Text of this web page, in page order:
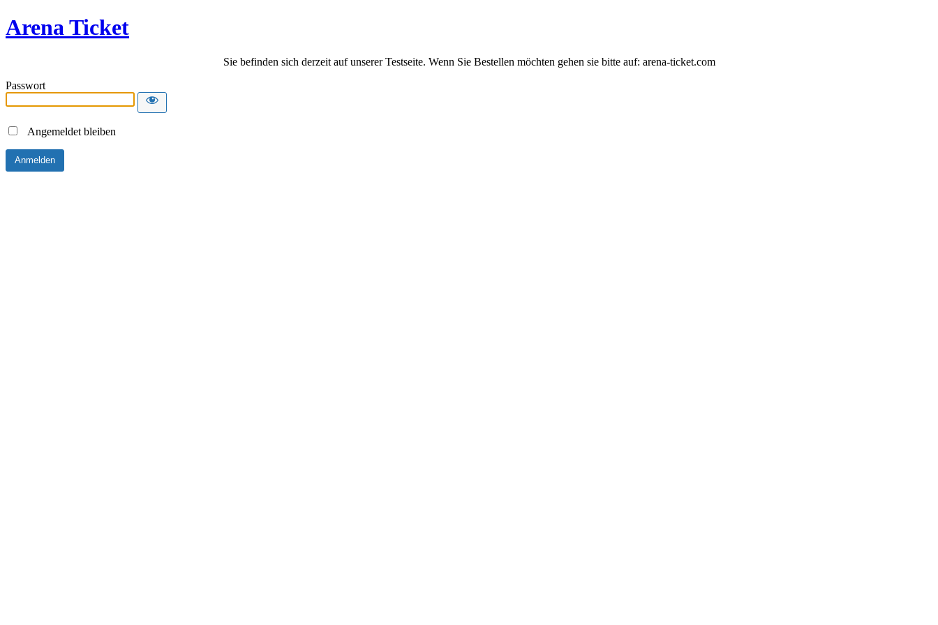
Arena Ticket
Sie befinden sich derzeit auf unserer Testseite. Wenn Sie Bestellen möchten gehen sie bitte auf: arena-ticket.com
Passwort
Angemeldet bleiben